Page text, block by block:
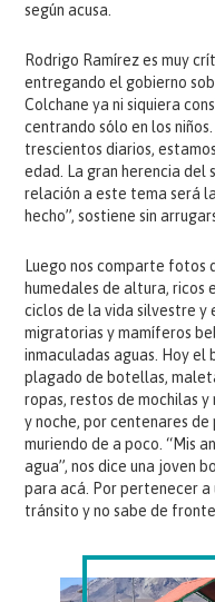
según acusa.
Rodrigo Ramírez es muy
entregando el gobierno
Colchane ya ni siquiera
centrando sólo en los
trescientos diarios,
edad. La gran herencia del
relación a este tema será
hecho”, sostiene sin
Luego nos comparte fotos
humedales de altura, ricos
ciclos de la vida silvestre y
migratorias y mamíferos
inmaculadas aguas. Hoy
plagado de botellas,
ropas, restos de mochilas
y noche, por centenares
muriendo de a poco. “Mis
agua”, nos dice una joven
para acá. Por pertenecer
tránsito y no sabe de